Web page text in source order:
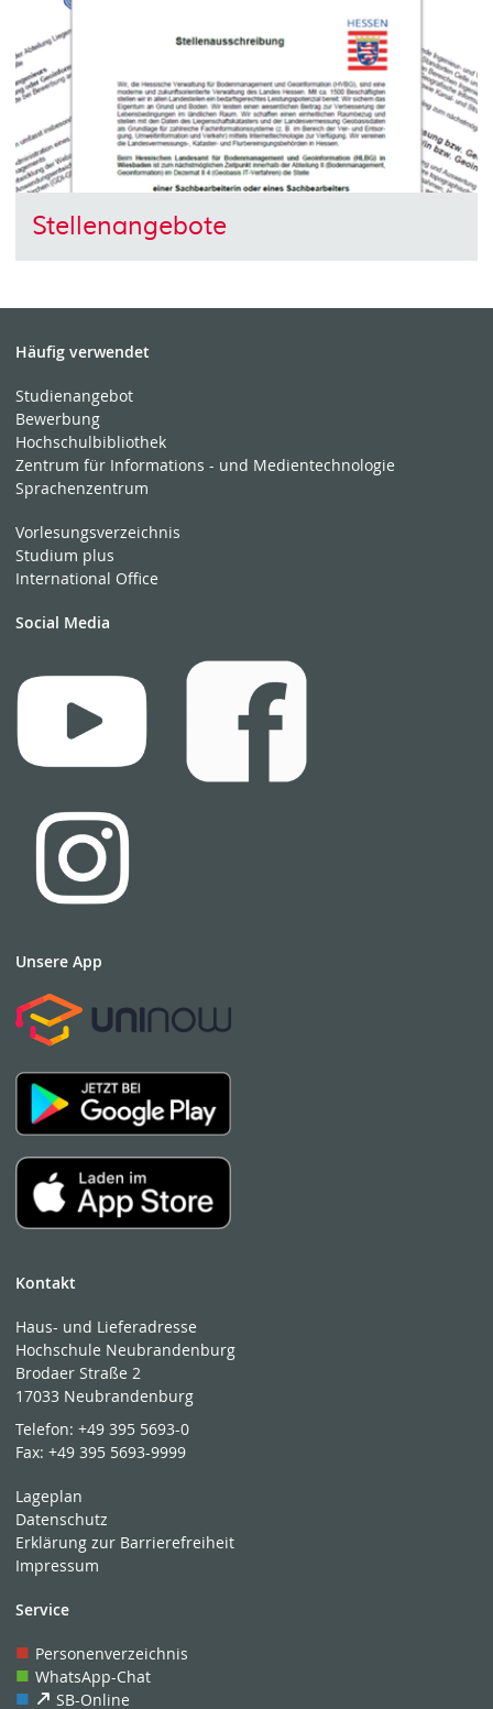
Stellenangebote
Häufig verwendet
Studienangebot
Bewerbung
Hochschulbibliothek
Zentrum für Informations - und Medientechnologie
Sprachenzentrum
Vorlesungsverzeichnis
Studium plus
International Office
Social Media
Unsere App
Kontakt
Haus- und Lieferadresse
Hochschule Neubrandenburg
Brodaer Straße 2
17033 Neubrandenburg
Telefon:+49 395 5693-0
Fax:+49 395 5693-9999
Lageplan
Datenschutz
Erklärung zur Barrierefreiheit
Impressum
Service
Personenverzeichnis
WhatsApp-Chat
SB-Online